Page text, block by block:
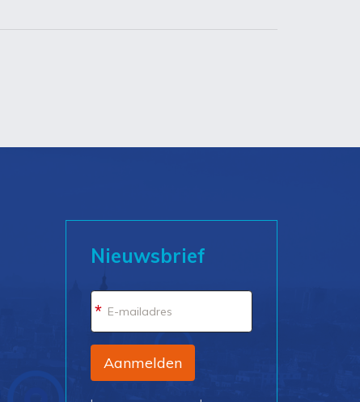
Nieuwsbrief
*
Aanmelden